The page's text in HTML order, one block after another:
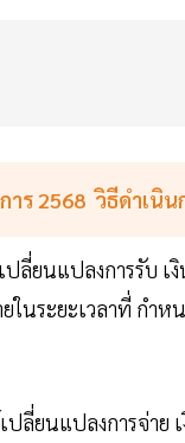
าร 2568 วิธีดำเนิน
ปลี่ยนแปลงการรับ
ในระยะเวลาที่ กำห
ลี่ยนแปลงการจ่าย